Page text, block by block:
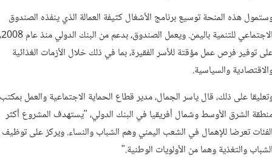
هذه المنحة توسيع برنامج الأشغال كثيفة العمالة الذي ينفذه الصندوق
الاجتماعي للتنمية باليمن. ويعمل الصندوق، بدعم من البنك الدولي منذ عام 2008،
توفير فرص عمل مؤقتة للأسر الفقيرة، بما في ذلك خلال الأزمات الغذائية
والسياسية.
على ذلك، قال ياسر الجمال، مدير قطاع الحماية الاجتماعية والعمل
الشرق الأوسط وشمال أفريقيا في البنك الدولي، "يستهدف المشروع أكثر
تعرضا للإهمال في الشعب اليمني وهم الشباب والنساء. ويركز على توظيف
والتغذية وهما من الأولويات الوطنية."